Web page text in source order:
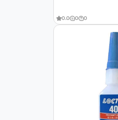
0.0 0 0